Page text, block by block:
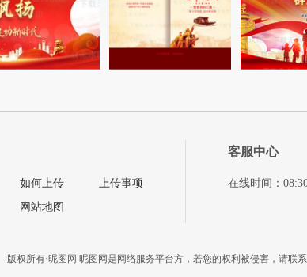
如何上传
网站地图
上传事项
客服中心
在线时间：
版权所有·昵图网 昵图网是网络服务平台方，若您的权利被侵害，请联